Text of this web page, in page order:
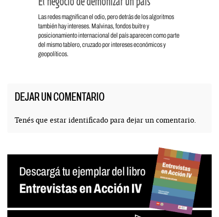
Las redes magnifican el odio, pero detrás de los algoritmos
también hay intereses. Malvinas, fondos buitre y
posicionamiento internacional del país aparecen como parte
del mismo tablero, cruzado por intereses económicos y
geopolíticos.
DEJAR UN COMENTARIO
Tenés que estar identificado para dejar un comentario.